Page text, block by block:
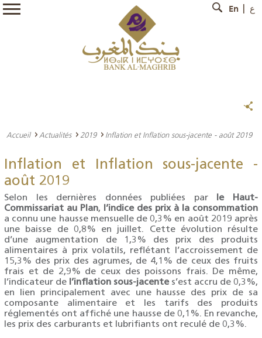
En ع
Accueil Actualités 2019 Inflation et Inflation sous-jacente - août 2019
Inflation et Inflation sous-jacente -
août 2019
Selon les dernières données publiées par
le Haut-
Commissariat au Plan,
l’indice des prix à la consommation
a connu une hausse mensuelle de 0,3% en août 2019 après
une baisse de 0,8% en juillet. Cette évolution résulte
d’une augmentation de 1,3% des prix des produits
alimentaires à prix volatils, reflétant l’accroissement de
15,3% des prix des agrumes, de 4,1% de ceux des fruits
frais et de 2,9% de ceux des poissons frais. De même,
l’indicateur de l’inflation sous-jacentes’est accru de 0,3%,
en lien principalement avec une hausse des prix de sa
composante alimentaire et les tarifs des produits
réglementés ont affiché une hausse de 0,1%. En revanche,
les prix des carburants et lubrifiants ont reculé de 0,3%.